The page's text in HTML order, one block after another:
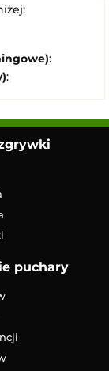
:
:
puchary